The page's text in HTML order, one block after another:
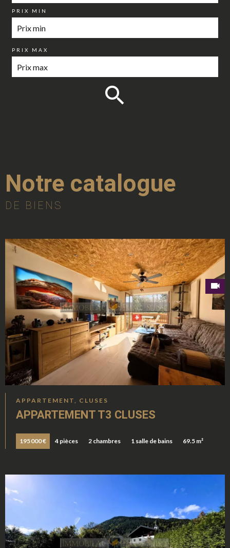
PRIX MIN
PRIX MAX
Notre catalogue
DE BIENS
APPARTEMENT, CLUSES
APPARTEMENT T3 CLUSES
195 000 € 4 pièces 2 chambres 1 salle de bains 69.5 m²